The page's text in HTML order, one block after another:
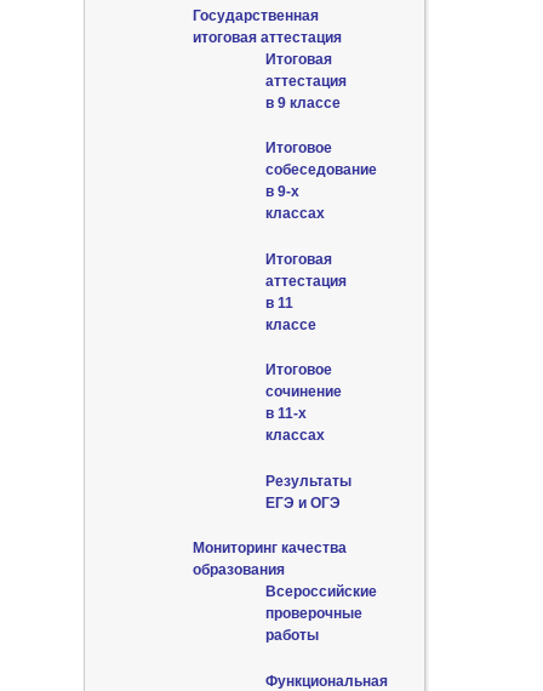
Государственная
итоговая аттестация
Итоговая
аттестация
в 9 классе
Итоговое
собеседование
в 9-х
классах
Итоговая
аттестация
в 11
классе
Итоговое
сочинение
в 11-х
классах
Результаты
ЕГЭ и ОГЭ
Мониторинг качества
образования
Всероссийские
проверочные
работы
Функциональная